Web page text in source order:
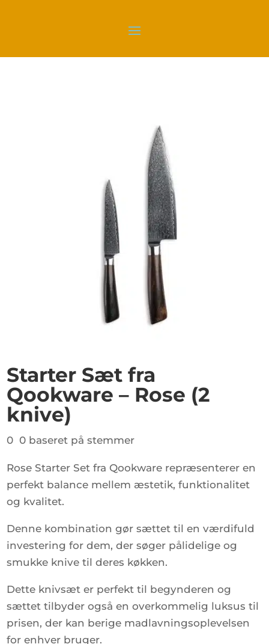
Starter Sæt fra
Qookware – Rose (2
knive)
0 0 baseret på stemmer
Rose Starter Set fra Qookware repræsenterer en
perfekt balance mellem æstetik, funktionalitet
og kvalitet.
Denne kombination gør sættet til en værdifuld
investering for dem, der søger pålidelige og
smukke knive til deres køkken.
Dette knivsæt er perfekt til begynderen og
sættet tilbyder også en overkommelig luksus til
prisen, der kan berige madlavningsoplevelsen
for enhver bruger.